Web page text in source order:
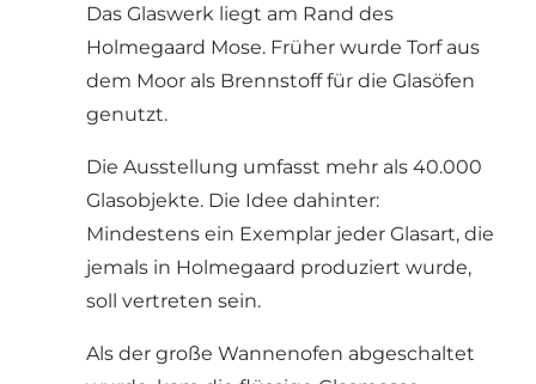
Das Glaswerk liegt am Rand des
Holmegaard Mose. Früher wurde Torf aus
dem Moor als Brennstoff für die Glasöfen
genutzt.
Die Ausstellung umfasst mehr als 40.000
Glasobjekte. Die Idee dahinter:
Mindestens ein Exemplar jeder Glasart, die
jemals in Holmegaard produziert wurde,
soll vertreten sein.
Als der große Wannenofen abgeschaltet